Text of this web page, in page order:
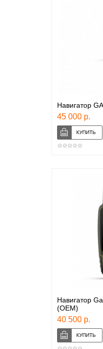
Навигатор
45 000 р.
Навигатор
(OEM)
40 500 р.